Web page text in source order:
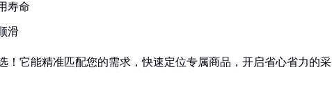
寿命
滑
！它能精准匹配您的需求，快速定位专属商品，开启省心省力的采